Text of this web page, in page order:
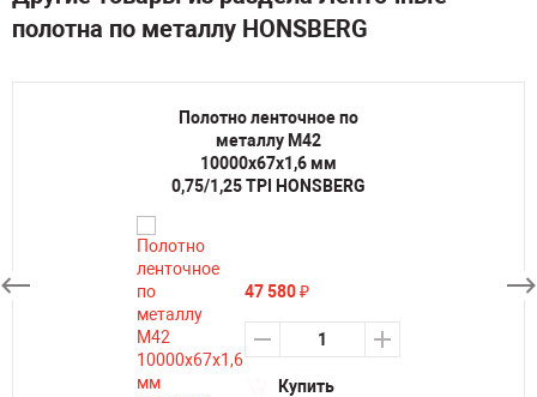
полотна по металлу HONSBERG
Полотно ленточное по
металлу M42
10000х67х1,6 мм
0,75/1,25 TPI HONSBERG
47 580₽
Купить